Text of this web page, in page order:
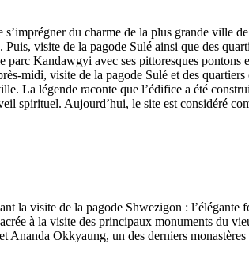
du charme de la plus grande ville
visite de la pagode Sulé ainsi que des
Kandawgyi avec ses pittoresques pontons
midi, visite de la pagode Sulé et des
La légende raconte que l’édifice a été
spirituel. Aujourd’hui, le site est considéré
la visite de la pagode Shwezigon : l’élégante
à la visite des principaux monuments du
Ananda Okkyaung, un des derniers